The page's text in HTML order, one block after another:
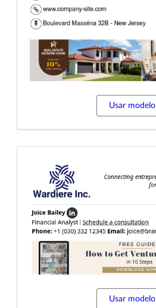
Usar modelo
Usar modelo